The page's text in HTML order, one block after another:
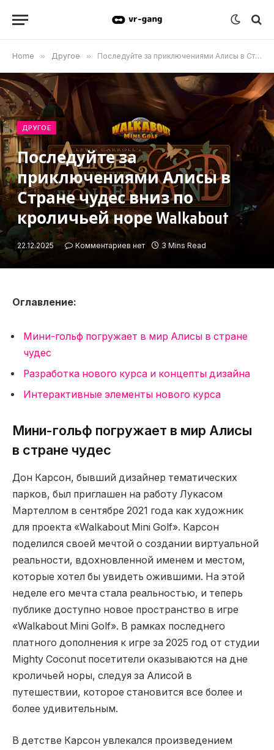
Home » Другое » Последуйте за приключениями Алисы в Стране чудес вниз по кроличьей норе Walkabout
ДРУГОЕ
Последуйте за
приключениями Алисы в
Стране чудес вниз по
кроличьей норе Walkabout
22.12.2025 Комментариев нет 3 Mins Read
Оглавление:
Мини-гольф погружает в мир Алисы в стране
чудес
Разработка нового курса и концепты дизайна
Интерактивные элементы нового курса
Мини-гольф погружает в мир Алисы
в стране чудес
Дон Карсон, бывший дизайнер тематических
парков, был приглашен на работу Лукасом
Мартеллом в сентябре 2021 года как художник
для проекта «Walkabout Mini Golf». Карсон
поделился своей мечтой о создании виртуальной
реальности, вдохновленной именем и местом,
которые хотел бы увидеть ожившими. На этой
неделе его мечта стала реальностью, и теперь
публике доступно новое пространство в игре
«Walkabout Mini Golf». В рамках последнего
платного дополнения к игре за 2025 год от студии
Mighty Coconut посетители оказываются на дне
кроличьей норы, следуя за Алисой в
путешествии, которое становится все более и
более удивительным.
В детстве Карсон увлекался произведением